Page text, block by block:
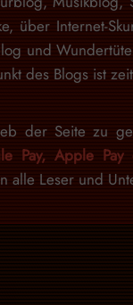
über Internet-
und
des Blogs ist
der Seite zu
Pay, Apple Pay
alle Leser und